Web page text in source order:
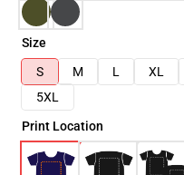
Size
S
M L XL
5XL
Print Location